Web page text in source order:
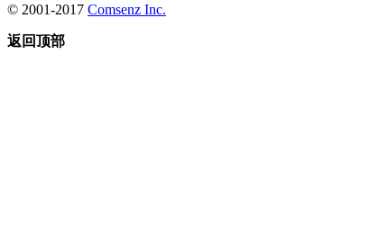
© 2001-2017 Comsenz Inc.
返回顶部